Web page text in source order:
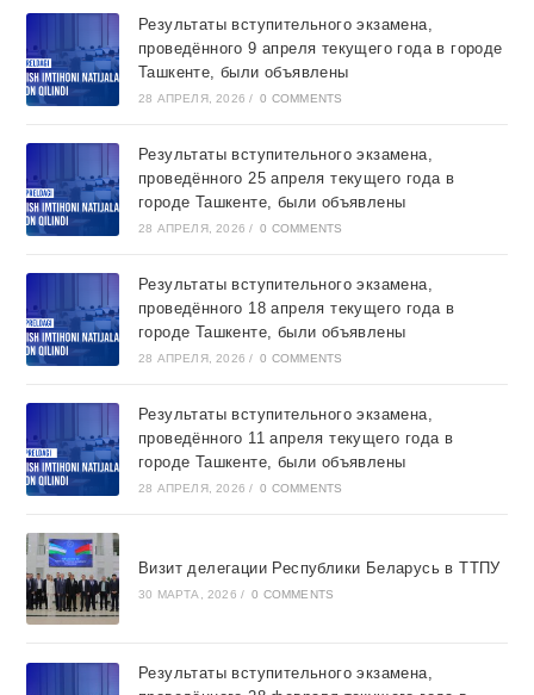
Результаты вступительного экзамена,
проведённого 9 апреля текущего года в городе
Ташкентe, были объявлены
28 АПРЕЛЯ, 2026 / 0 COMMENTS
Результаты вступительного экзамена,
проведённого 25 апреля текущего года в
городе Ташкентe, были объявлены
28 АПРЕЛЯ, 2026 / 0 COMMENTS
Результаты вступительного экзамена,
проведённого 18 апреля текущего года в
городе Ташкентe, были объявлены
28 АПРЕЛЯ, 2026 / 0 COMMENTS
Результаты вступительного экзамена,
проведённого 11 апреля текущего года в
городе Ташкентe, были объявлены
28 АПРЕЛЯ, 2026 / 0 COMMENTS
Визит делегации Республики Беларусь в ТТПУ
30 МАРТА, 2026 / 0 COMMENTS
Результаты вступительного экзамена,